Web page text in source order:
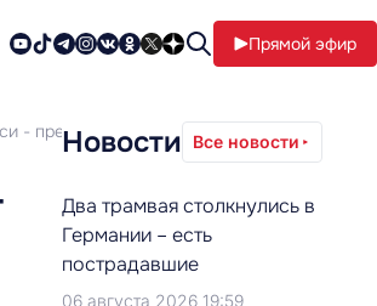
Прямой эфир
- прекрасное будущее
Новости Все новости
Два трамвая столкнулись в
Германии – есть
пострадавшие
06 августа 2026 19:59